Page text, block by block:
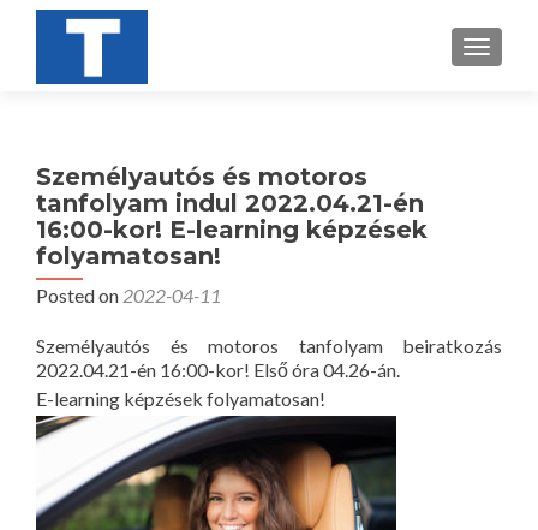
Személyautós és motoros
tanfolyam indul 2022.04.21-én
16:00-kor! E-learning képzések
folyamatosan!
Posted on 2022-04-11
Személyautós és motoros tanfolyam beiratkozás
2022.04.21-én 16:00-kor! Első óra 04.26-án.
E-learning képzések folyamatosan!